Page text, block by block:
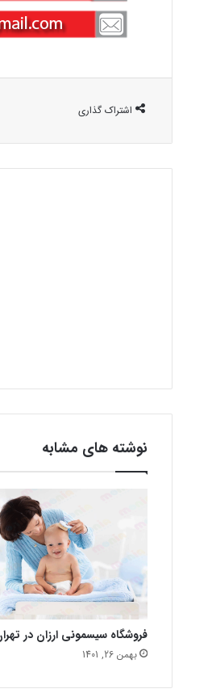
اشتراک گذاری
نوشته های مشابه
فروشگاه سیسمونی ارزان در
بهمن 26, 1401